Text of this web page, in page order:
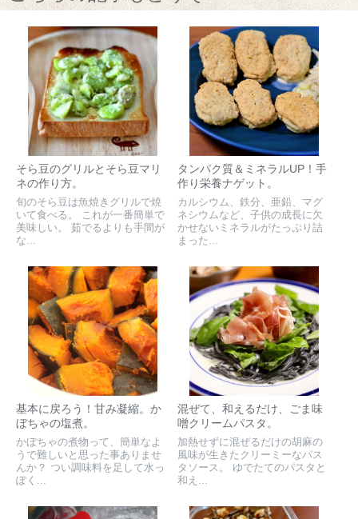
そら豆のグリルとそら豆マリ
ネの作り方。
旬のそら豆は魚焼きグリルで焼
いて食べる。 これが一番簡単で
美味しい。 茹でるよりも手間が
な...
タンパク質＆ミネラルUP！手
作り栄養ナゲット。
カルシウム、鉄分、亜鉛、マグ
ネシウムなど、子供の成長に欠
かせないミネラルがたっぷり詰
まった...
基本に戻ろう！甘み凝縮。か
ぼちゃの塩煮。
かぼちゃの煮物って、簡単なよ
うで難しいと思った事ありませ
んか？ つい調味料を足して水っ
ぽく...
混ぜて、和えるだけ、ごま味
噌クリームパスタ。
加熱せずに混ぜるだけの胡麻の
風味が生きたクリーミーなパス
タソース。 ゆでたてのパスタと
和え...